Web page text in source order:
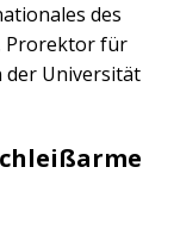
des
Prorektor für
der Universität